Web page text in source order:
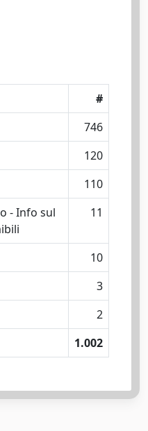
#
746
120
110
- Info sul
11
10
3
2
1.002